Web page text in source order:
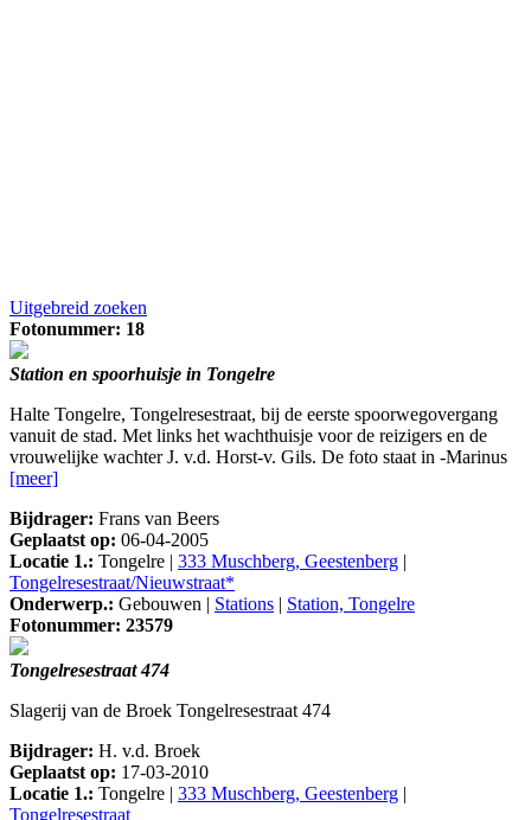
Uitgebreid zoeken
Fotonummer: 18
Station en spoorhuisje in Tongelre
Halte Tongelre, Tongelresestraat, bij de eerste spoorwegovergang
vanuit de stad. Met links het wachthuisje voor de reizigers en de
vrouwelijke wachter J. v.d. Horst-v. Gils. De foto staat in -Marinus
[meer]
Bijdrager: Frans van Beers
Geplaatst op: 06-04-2005
Locatie 1.: Tongelre | 333 Muschberg, Geestenberg |
Tongelresestraat/Nieuwstraat*
Onderwerp.: Gebouwen | Stations | Station, Tongelre
Fotonummer: 23579
Tongelresestraat 474
Slagerij van de Broek Tongelresestraat 474
Bijdrager: H. v.d. Broek
Geplaatst op: 17-03-2010
Locatie 1.: Tongelre | 333 Muschberg, Geestenberg |
Tongelresestraat